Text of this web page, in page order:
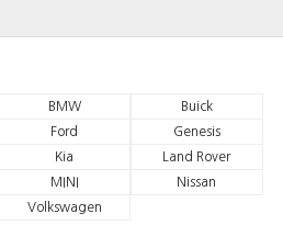
BMW
Buick
Ford
Genesis
Kia
Land Rover
MINI
Nissan
Volkswagen